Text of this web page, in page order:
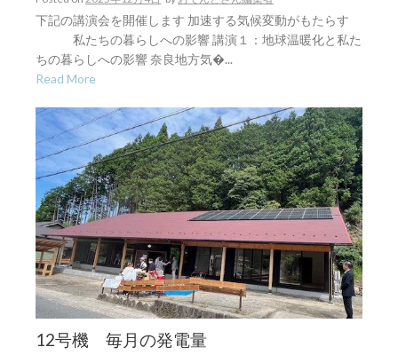
下記の講演会を開催します 加速する気候変動がもたらす
私たちの暮らしへの影響 講演１：地球温暖化と私た
ちの暮らしへの影響 奈良地方気�...
Read More
12号機 毎月の発電量